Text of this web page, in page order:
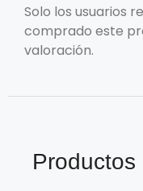
Solo los usuarios
comprado este
valoración.